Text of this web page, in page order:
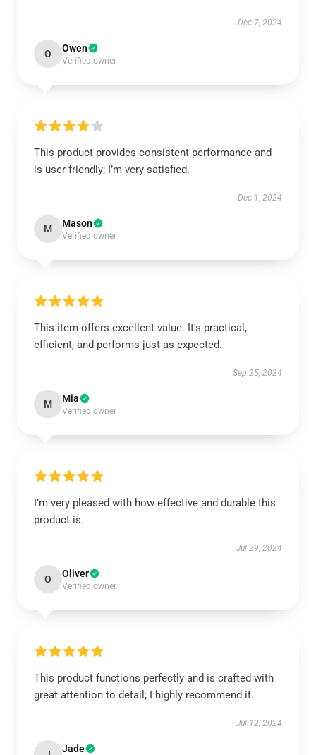
Dec 7, 2024
O Owen
Verified owner
This product provides consistent performance and
is user-friendly; I’m very satisfied.
Dec 1, 2024
M Mason
Verified owner
This item offers excellent value. It's practical,
efficient, and performs just as expected.
Sep 25, 2024
M Mia
Verified owner
I’m very pleased with how effective and durable this
product is.
Jul 29, 2024
O Oliver
Verified owner
This product functions perfectly and is crafted with
great attention to detail; I highly recommend it.
Jul 12, 2024
Jade